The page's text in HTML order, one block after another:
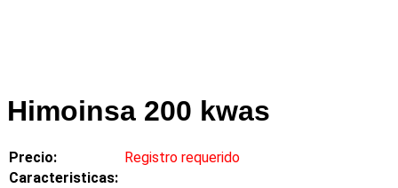
Himoinsa 200 kwas
Precio:
Registro requerido
Caracteristicas: